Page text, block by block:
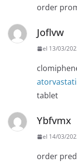
order
Joflvw
el 13/03/
tablet
Ybfvmx
el 14/03/
order